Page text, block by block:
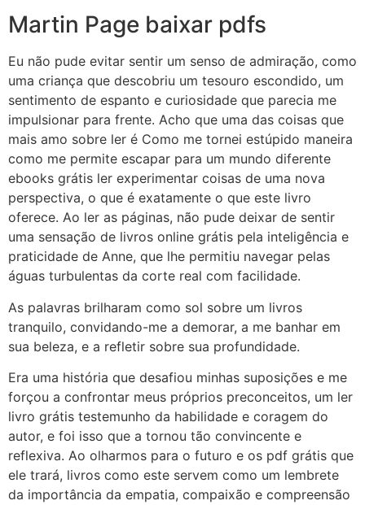
Martin Page baixar pdfs
Eu não pude evitar sentir um senso de admiração, como
uma criança que descobriu um tesouro escondido, um
sentimento de espanto e curiosidade que parecia me
impulsionar para frente. Acho que uma das coisas que
mais amo sobre ler é Como me tornei estúpido maneira
como me permite escapar para um mundo diferente
ebooks grátis ler experimentar coisas de uma nova
perspectiva, o que é exatamente o que este livro
oferece. Ao ler as páginas, não pude deixar de sentir
uma sensação de livros online grátis pela inteligência e
praticidade de Anne, que lhe permitiu navegar pelas
águas turbulentas da corte real com facilidade.
As palavras brilharam como sol sobre um livros
tranquilo, convidando-me a demorar, a me banhar em
sua beleza, e a refletir sobre sua profundidade.
Era uma história que desafiou minhas suposições e me
forçou a confrontar meus próprios preconceitos, um ler
livro grátis testemunho da habilidade e coragem do
autor, e foi isso que a tornou tão convincente e
reflexiva. Ao olharmos para o futuro e os pdf grátis que
ele trará, livros como este servem como um lembrete
da importância da empatia, compaixão e compreensão